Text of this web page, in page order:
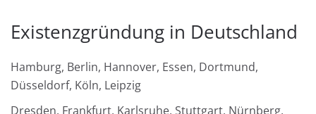
Existenzgründung in Deutschland
Hamburg, Berlin, Hannover, Essen, Dortmund,
Düsseldorf, Köln, Leipzig
Dresden, Frankfurt, Karlsruhe, Stuttgart, Nürnberg,